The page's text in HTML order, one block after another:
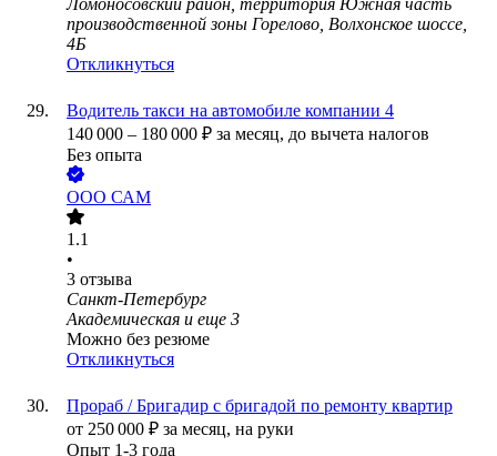
Ломоносовский район, территория Южная часть
производственной зоны Горелово, Волхонское шоссе,
4Б
Откликнуться
Водитель такси на автомобиле компании 4
140 000 – 180 000 ₽ за месяц, до вычета налогов
Без опыта
ООО САМ
1.1
•
3 отзыва
Санкт-Петербург
Академическая и еще 3
Можно без резюме
Откликнуться
Прораб / Бригадир с бригадой по ремонту квартир
от 250 000 ₽ за месяц, на руки
Опыт 1-3 года